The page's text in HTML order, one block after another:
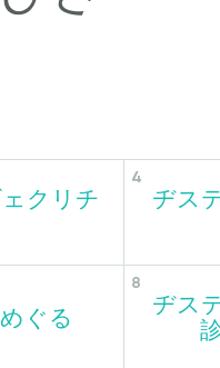
クリチ
ヂス
ぐる
ヂス